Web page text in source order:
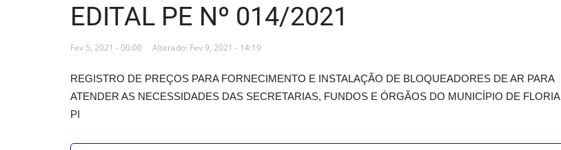
EDITAL PE Nº 014/2021
Fev 5, 2021 - 00:00 Alterado: Fev 9, 2021 - 14:19
REGISTRO DE PREÇOS PARA FORNECIMENTO E INSTALAÇÃO DE BLOQUEADORES DE AR PARA
ATENDER AS NECESSIDADES DAS SECRETARIAS, FUNDOS E ÓRGÃOS DO MUNICÍPIO DE
PI